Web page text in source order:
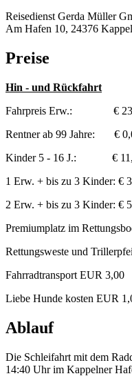
Reisedienst Gerda Müller
Am Hafen 10, 24376
Preise
Hin - und Rückfahrt
Fahrpreis Erw.: €
Rentner ab 99 Jahre: €
Kinder 5 - 16 J.: €
1 Erw. + bis zu 3 Kinder: €
2 Erw. + bis zu 3 Kinder: €
Premiumplatz im
Rettungsweste und
Fahrradtransport EUR 3,00
Liebe Hunde kosten EUR
Ablauf
Die Schleifahrt mit dem
14:40 Uhr im Kappelner